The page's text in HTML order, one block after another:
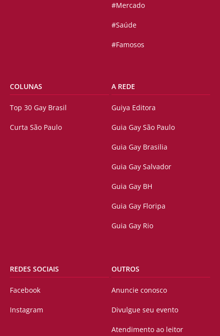
#Mercado
#Saúde
#Famosos
COLUNAS
Top 30 Gay Brasil
Curta São Paulo
A REDE
Guiya Editora
Guia Gay São Paulo
Guia Gay Brasilia
Guia Gay Salvador
Guia Gay BH
Guia Gay Floripa
Guia Gay Rio
REDES SOCIAIS
Facebook
Instagram
OUTROS
Anuncie conosco
Divulgue seu evento
Atendimento ao leitor